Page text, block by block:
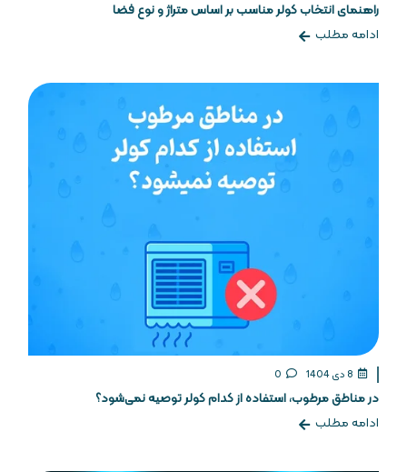
راهنمای انتخاب کولر مناسب بر اساس متراژ و نوع فضا
ادامه مطلب
در مناطق مرطوب، استفاده از کدام کولر توصیه نمی‌شود؟
ادامه مطلب